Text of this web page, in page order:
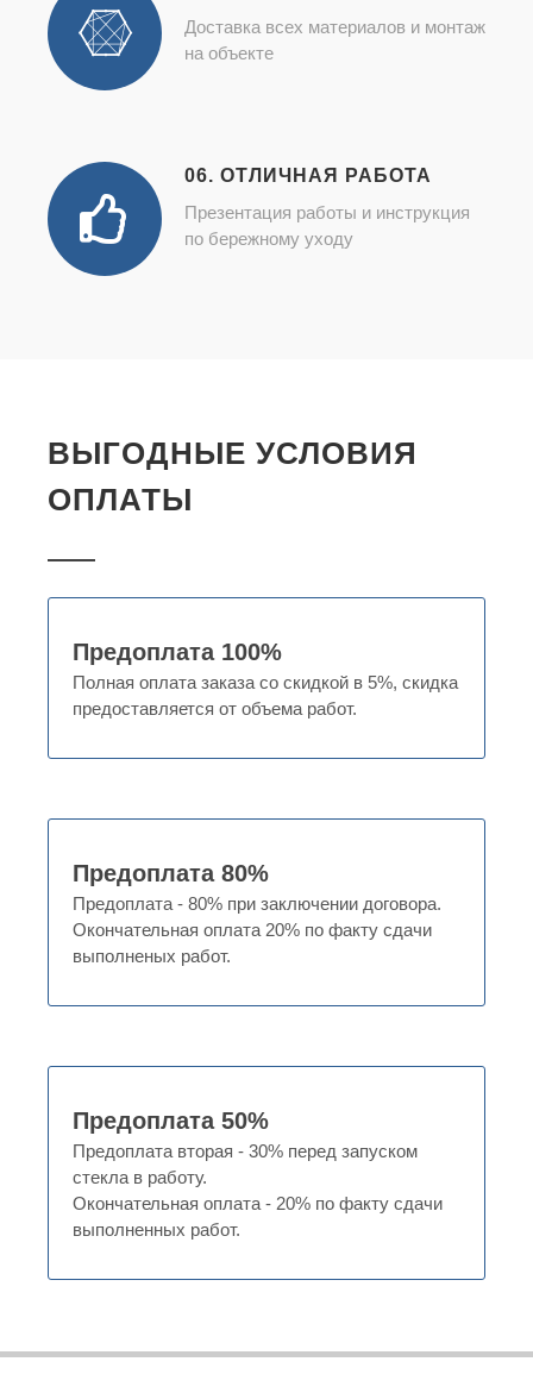
Доставка всех материалов и монтаж
на объекте
06. ОТЛИЧНАЯ РАБОТА
Презентация работы и инструкция
по бережному уходу
ВЫГОДНЫЕ УСЛОВИЯ
ОПЛАТЫ
Предоплата 100%
Полная оплата заказа со скидкой в 5%, скидка
предоставляется от объема работ.
Предоплата 80%
Предоплата - 80% при заключении договора.
Окончательная оплата 20% по факту сдачи
выполненых работ.
Предоплата 50%
Предоплата вторая - 30% перед запуском
стекла в работу.
Окончательная оплата - 20% по факту сдачи
выполненных работ.